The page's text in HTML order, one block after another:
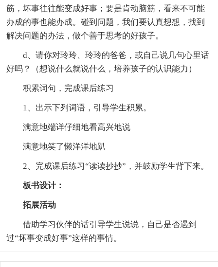
筋，坏事往往能变成好事；要是肯动脑筋，看来不可能
办成的事也能办成。碰到问题，我们要认真想想，找到
解决问题的办法，做个善于思考的好孩子。
d、请你对玲玲、玲玲的爸爸，或自己说几句心里话
好吗？（想说什么就说什么，培养孩子的认识能力）
积累词句，完成课后练习
1、出示下列词语，引导学生积累。
满意地端详仔细地看高兴地说
满意地笑了懒洋洋地趴
2、完成课后练习“读读抄抄”，并鼓励学生背下来。
板书设计：
拓展活动
借助学习伙伴的话引导学生说说，自己是否遇到
过“坏事变成好事”这样的事情。